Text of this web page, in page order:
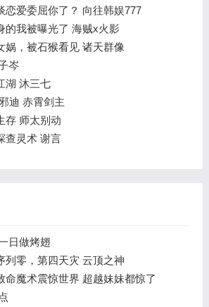
恋爱委屈你了？ 向往韩娱777
的我被曝光了 海贼x火影
娲，被石猴看见 诸天群像
岑
湖 沐三七
迪 赤霄剑主
存 师太别动
查灵术 谢言
日做烤翅
列零，第四天灾 云顶之神
命魔术震惊世界 超越妹妹都惊了